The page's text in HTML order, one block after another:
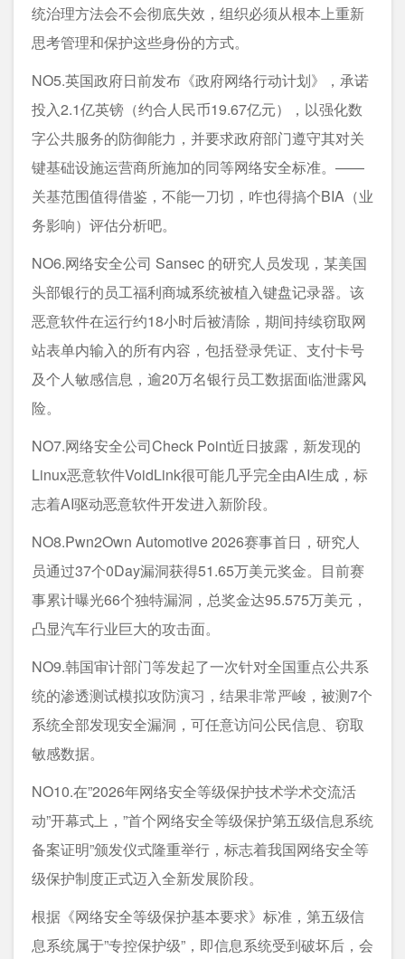
统治理方法会不会彻底失效，组织必须从根本上重新
思考管理和保护这些身份的方式。
NO5.英国政府日前发布《政府网络行动计划》，承诺
投入2.1亿英镑（约合人民币19.67亿元），以强化数
字公共服务的防御能力，并要求政府部门遵守其对关
键基础设施运营商所施加的同等网络安全标准。——
关基范围值得借鉴，不能一刀切，咋也得搞个BIA‌（业
务影响）评估分析吧。
NO6.网络安全公司 Sansec 的研究人员发现，某美国
头部银行的员工福利商城系统被植入键盘记录器。该
恶意软件在运行约18小时后被清除，期间持续窃取网
站表单内输入的所有内容，包括登录凭证、支付卡号
及个人敏感信息，逾20万名银行员工数据面临泄露风
险。
NO7.网络安全公司Check Point近日披露，新发现的
Linux恶意软件VoidLink很可能几乎完全由AI生成，标
志着AI驱动恶意软件开发进入新阶段。
NO8.Pwn2Own Automotive 2026赛事首日，研究人
员通过37个0Day漏洞获得51.65万美元奖金。目前赛
事累计曝光66个独特漏洞，总奖金达95.575万美元，
凸显汽车行业巨大的攻击面。
NO9.韩国审计部门等发起了一次针对全国重点公共系
统的渗透测试模拟攻防演习，结果非常严峻，被测7个
系统全部发现安全漏洞，可任意访问公民信息、窃取
敏感数据。
NO10.在”2026年网络安全等级保护技术学术交流活
动”开幕式上，”首个网络安全等级保护第五级信息系统
备案证明”颁发仪式隆重举行，标志着我国网络安全等
级保护制度正式迈入全新发展阶段。
根据《网络安全等级保护基本要求》标准，第五级信
息系统属于”专控保护级”，即信息系统受到破坏后，会